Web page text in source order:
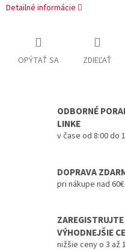
Detailné informácie
OPÝTAŤ SA ZDIEĽAŤ
ODBORNÉ
LINKE
v čase od 8:00 do
DOPRAVA
pri nákupe nad 60€
VÝHODNEJŠIE
nižšie ceny o 3 až